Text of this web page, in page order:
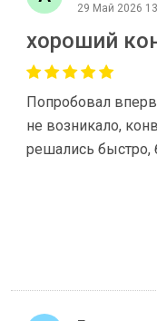
29 Май 2026
хороший
Попробовал
не возникало,
решались быстро,